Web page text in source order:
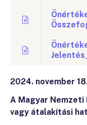
2024. november
A Magyar
vagy átalakítási